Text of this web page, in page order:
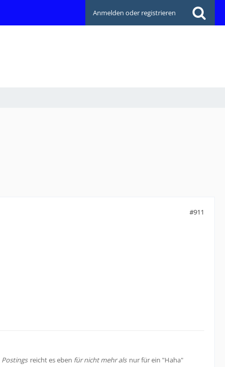
Anmelden oder registrieren
#911
Postings reicht es eben für nicht mehr als nur für ein "Haha"